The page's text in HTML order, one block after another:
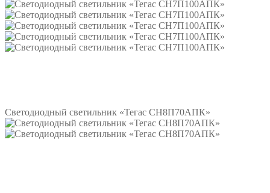
Светодиодный светильник «Тегас СН8П70АПК»